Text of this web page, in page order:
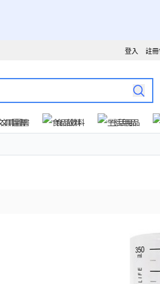
註
登入
文具圖書 食品飲料 生活用品